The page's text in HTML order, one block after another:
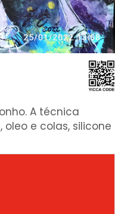
A técnica
e colas, silicone